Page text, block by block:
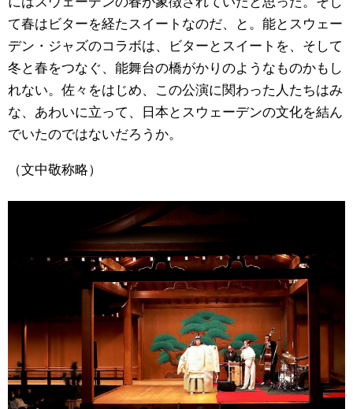
て春はビターを経たスイートなのだ、と。能とスウェー
デン・ジャズのコラボは、ビターとスイートを、そして
冬と春をつなぐ、能舞台の橋がかりのようなものかもし
れない。佐々をはじめ、この公演に関わった人たちはみ
な、あわいに立って、日本とスウェーデンの文化を結ん
でいたのではないだろうか。
（文中敬称略）